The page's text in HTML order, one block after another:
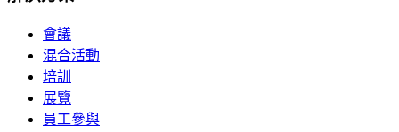
會議
混合活動
培訓
展覽
員工參與